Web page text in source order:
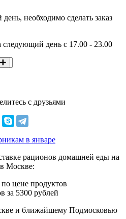
необходимо сделать заказ
следующий день с 17.00 - 23.00
с друзьями
в январе
рационов домашней еды на
Москве:
цене продуктов
за 5300 рублей
и ближайшему Подмосковью